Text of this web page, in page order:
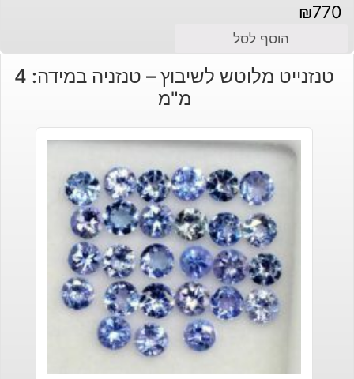
₪770
הוסף לסל
טנזנייט מלוטש לשיבוץ – טנזניה במידה: 4
מ"מ